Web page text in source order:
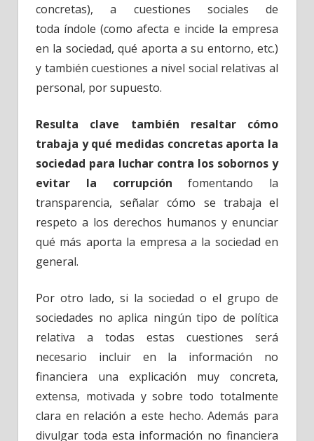
concretas), a cuestiones sociales de
toda índole (como afecta e incide la empresa
en la sociedad, qué aporta a su entorno, etc.)
y también cuestiones a nivel social relativas al
personal, por supuesto.
Resulta clave también resaltar cómo
trabaja y qué medidas concretas aporta la
sociedad para luchar contra los sobornos y
evitar la corrupción fomentando la
transparencia, señalar cómo se trabaja el
respeto a los derechos humanos y enunciar
qué más aporta la empresa a la sociedad en
general.
Por otro lado, si la sociedad o el grupo de
sociedades no aplica ningún tipo de política
relativa a todas estas cuestiones será
necesario incluir en la información no
financiera una explicación muy concreta,
extensa, motivada y sobre todo totalmente
clara en relación a este hecho. Además para
divulgar toda esta información no financiera